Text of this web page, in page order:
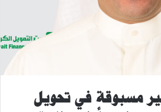
مسبوقة في تحويل